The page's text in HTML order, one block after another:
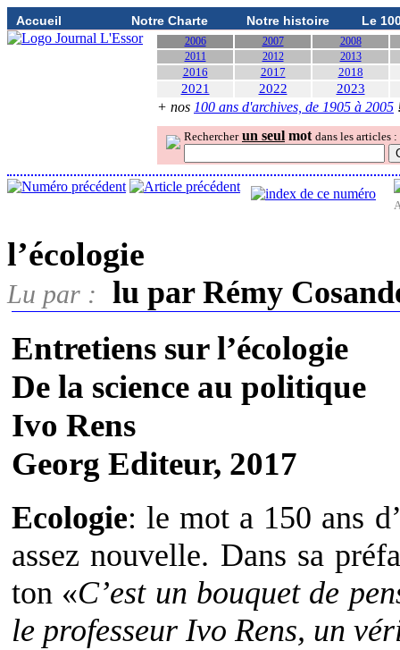
Accueil Notre Charte Notre histoire Le
2006 2007
2008
2011
2012 2013
2016 2017 2018
2021 2022 2023
+ nos 100 ans d'archives, de 1905 à 2005
Rechercher un seul mot dans les articles :
l’écologie
Lu par : lu par Rémy
Entretiens sur l’écologie
De la science au politique
Ivo Rens
Georg Editeur, 2017
Ecologie: le mot a 150 ans
assez nouvelle. Dans sa
ton «C’est un bouquet de
le professeur Ivo Rens, un